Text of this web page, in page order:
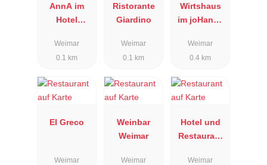
AnnA im
Hotel
Weimar
0.1 km
Ristorante
Giardino
Weimar
0.1 km
Wirtshaus
im joHanns
Weimar
0.4 km
El Greco
Weimar
Weinbar
Weimar
Weimar
Hotel und
Restaurant
Weimar